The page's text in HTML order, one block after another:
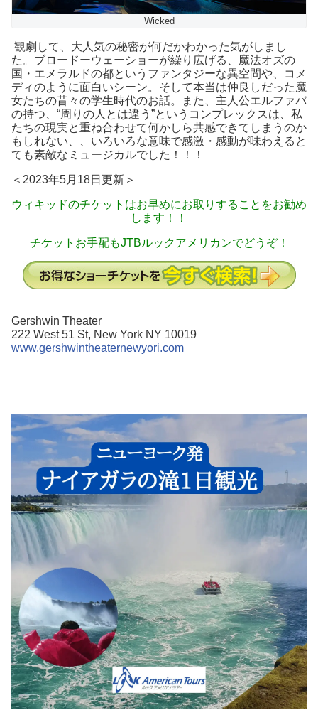
Wicked
観劇して、大人気の秘密が何だかわかった気がしまし
た。ブロードーウェーショーが繰り広げる、魔法オズの
国・エメラルドの都というファンタジーな異空間や、コメ
ディのように面白いシーン。そして本当は仲良しだった魔
女たちの昔々の学生時代のお話。また、主人公エルファバ
の持つ、“周りの人とは違う”というコンプレックスは、私
たちの現実と重ね合わせて何かしら共感できてしまうのか
もしれない、、いろいろな意味で感激・感動が味わえると
ても素敵なミュージカルでした！！！
＜2023年5月18日更新＞
ウィキッドのチケットはお早めにお取りすることをお勧め
します！！
チケットお手配もJTBルックアメリカンでどうぞ！
Gershwin Theater
222 West 51 St, New York NY 10019
www.gershwintheaternewyori.com